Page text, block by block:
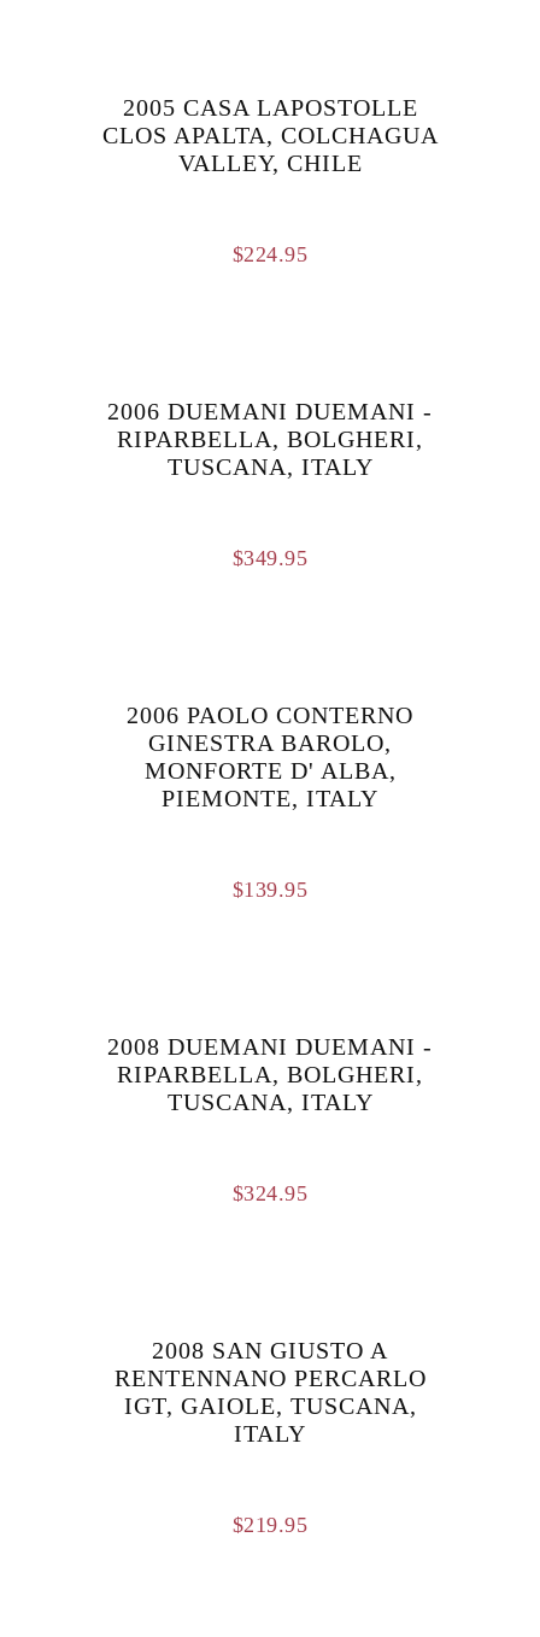
2005 CASA LAPOSTOLLE
CLOS APALTA, COLCHAGUA
VALLEY, CHILE
$224.95
2006 DUEMANI DUEMANI -
RIPARBELLA, BOLGHERI,
TUSCANA, ITALY
$349.95
2006 PAOLO CONTERNO
GINESTRA BAROLO,
MONFORTE D' ALBA,
PIEMONTE, ITALY
$139.95
2008 DUEMANI DUEMANI -
RIPARBELLA, BOLGHERI,
TUSCANA, ITALY
$324.95
2008 SAN GIUSTO A
RENTENNANO PERCARLO
IGT, GAIOLE, TUSCANA,
ITALY
$219.95